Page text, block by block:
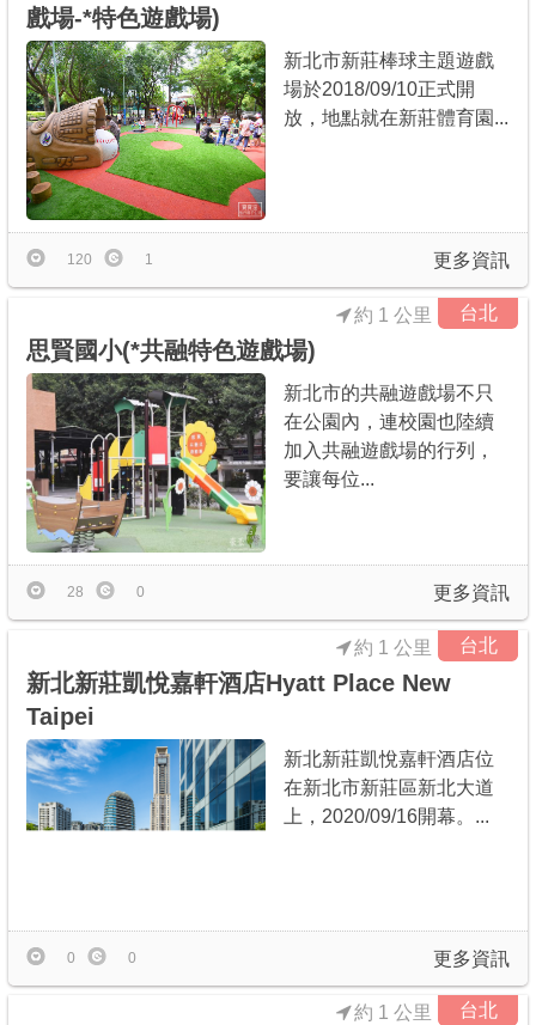
戲場-*特色遊戲場)
新北市新莊棒球主題遊戲
場於2018/09/10正式開
放，地點就在新莊體育園...
更多資訊
120 1
台北
約 1 公里
思賢國小(*共融特色遊戲場)
新北市的共融遊戲場不只
在公園內，連校園也陸續
加入共融遊戲場的行列，
要讓每位...
更多資訊
28 0
台北
約 1 公里
新北新莊凱悅嘉軒酒店Hyatt Place New
Taipei
新北新莊凱悅嘉軒酒店位
在新北市新莊區新北大道
上，2020/09/16開幕。...
更多資訊
0 0
台北
約 1 公里